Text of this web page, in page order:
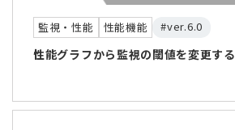
監視・性能 性能機能 #ver.6.0
性能グラフから監視の閾値を変更する